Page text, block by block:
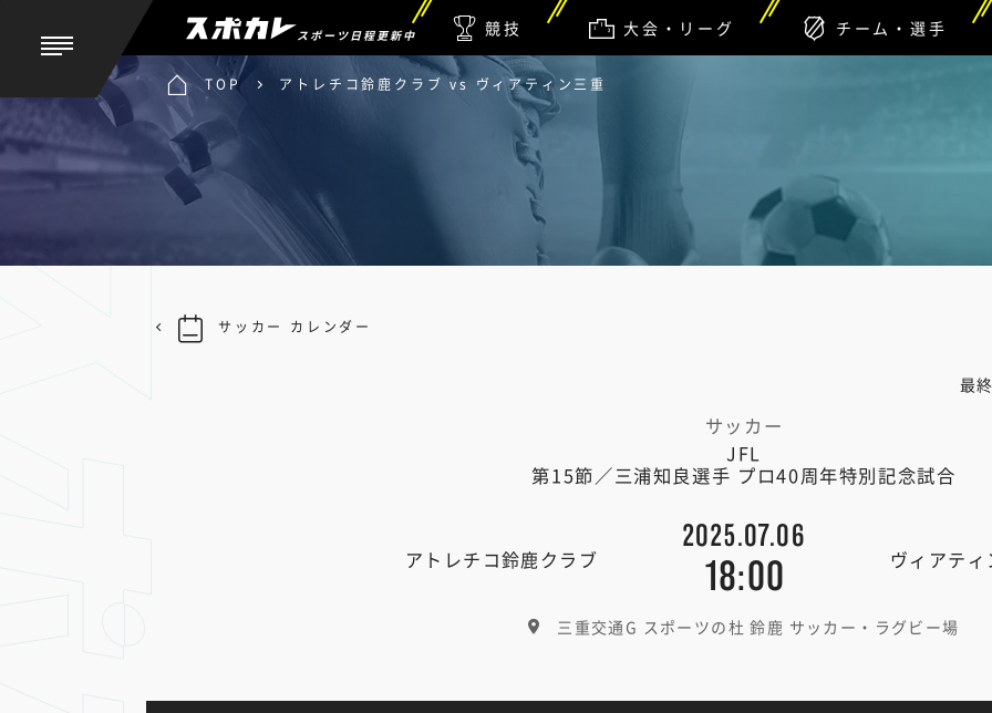
スポーツ日程更新中 競技 大会・リーグ チーム・選手
TOP アトレチコ鈴鹿クラブ vs ヴィアティン三重
最
サッカー
JFL
第15節／三浦知良選手 プロ40周年特別記念試合
アトレチコ鈴鹿クラブ
2025.07.06
18:00 ヴィアテ
三重交通G スポーツの杜 鈴鹿 サッカー・ラグビー場
サッカー カレンダー